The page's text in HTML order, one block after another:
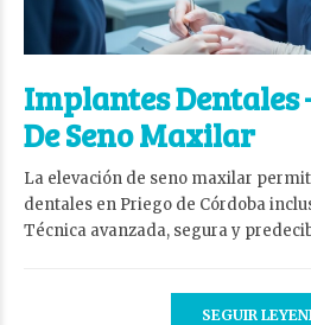
Implantes Dentales
De Seno Maxilar
La elevación de seno maxilar
dentales en Priego de Córdoba
Técnica avanzada, segura y
SEGUIR